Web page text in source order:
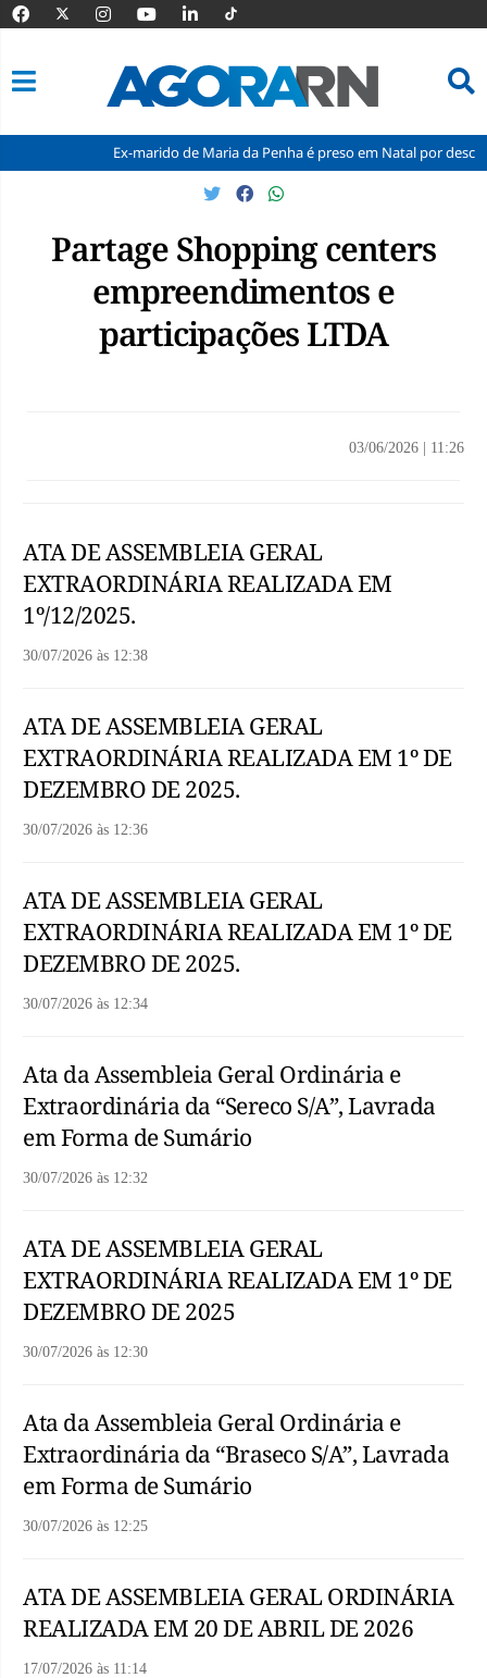
Ex-marido de Maria da Penha é preso em Natal por
conteúdoPartage Shopping centers
empreendimentos e
participações LTDA
03/06/2026 11:26
ATA DE ASSEMBLEIA GERAL
EXTRAORDINÁRIA REALIZADA EM
1º/12/2025.
30/07/2026 às 12:38
ATA DE ASSEMBLEIA GERAL
EXTRAORDINÁRIA REALIZADA EM 1º DE
DEZEMBRO DE 2025.
30/07/2026 às 12:36
ATA DE ASSEMBLEIA GERAL
EXTRAORDINÁRIA REALIZADA EM 1º DE
DEZEMBRO DE 2025.
30/07/2026 às 12:34
Ata da Assembleia Geral Ordinária e
Extraordinária da “Sereco S/A”, Lavrada
em Forma de Sumário
30/07/2026 às 12:32
ATA DE ASSEMBLEIA GERAL
EXTRAORDINÁRIA REALIZADA EM 1º DE
DEZEMBRO DE 2025
30/07/2026 às 12:30
Ata da Assembleia Geral Ordinária e
Extraordinária da “Braseco S/A”, Lavrada
em Forma de Sumário
30/07/2026 às 12:25
ATA DE ASSEMBLEIA GERAL ORDINÁRIA
REALIZADA EM 20 DE ABRIL DE 2026
17/07/2026 às 11:14